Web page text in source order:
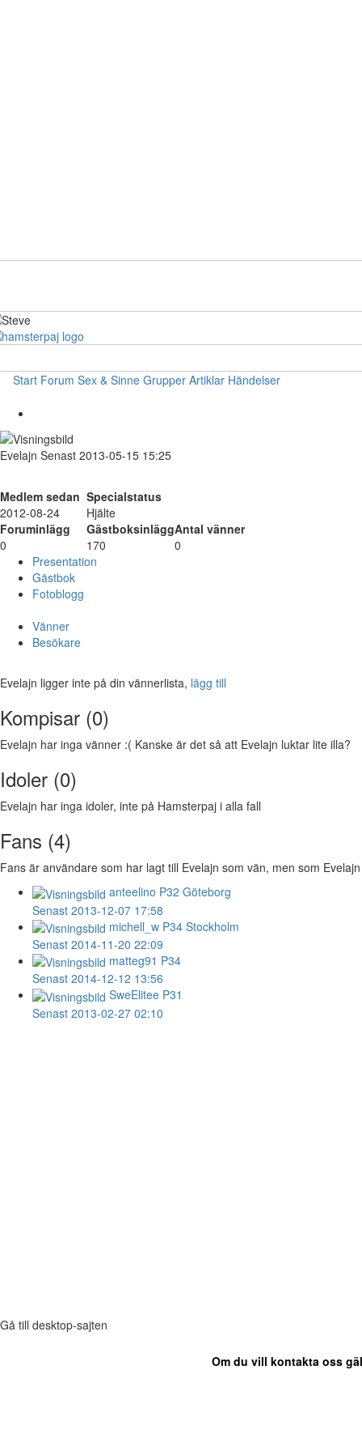
Start Forum Sex & Sinne Grupper Artiklar Händelser
Evelajn Senast 2013-05-15 15:25
Medlem sedan Specialstatus
2012-08-24
Hjälte
Foruminlägg
GästboksinläggAntal vänner
0
170
0
Presentation
Gästbok
Fotoblogg
Vänner
Besökare
Evelajn ligger inte på din vännerlista, lägg till
Kompisar (0)
Evelajn har inga vänner :( Kanske är det så att Evelajn luktar lite illa?
Idoler (0)
Evelajn har inga idoler, inte på Hamsterpaj i alla fall
Fans (4)
Fans är användare som har lagt till Evelajn som vän, men som
anteelino P32 Göteborg
Senast 2013-12-07 17:58
michell_w P34 Stockholm
Senast 2014-11-20 22:09
matteg91 P34
Senast 2014-12-12 13:56
SweElitee P31
Senast 2013-02-27 02:10
Gå till desktop-sajten
Om du vill kontakta oss